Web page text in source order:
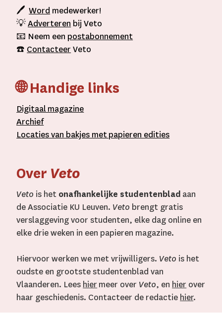
🖊Word medewerker!
💡Adverteren bij Veto
📧 Neem een postabonnement
☎️ Contacteer Veto
🌐 Handige links
Digitaal magazine
Archief
Locaties van bakjes metpapieren edities
Over Veto
Veto is het onafhankelijke studentenblad aan
de Associatie KU Leuven. Veto brengt gratis
verslaggeving voor studenten, elke dag online en
elke drie weken in een papieren magazine.
Hiervoor werken we met vrijwilligers. Veto is het
oudste en grootste studentenblad van
Vlaanderen. Lees hier meer over Veto, en hier over
haar geschiedenis. Contacteer de redactie hier.